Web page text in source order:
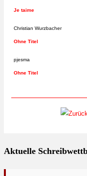
Je taime
Christian Wurzbacher
Ohne Titel
pjesma
Ohne Titel
Aktuelle